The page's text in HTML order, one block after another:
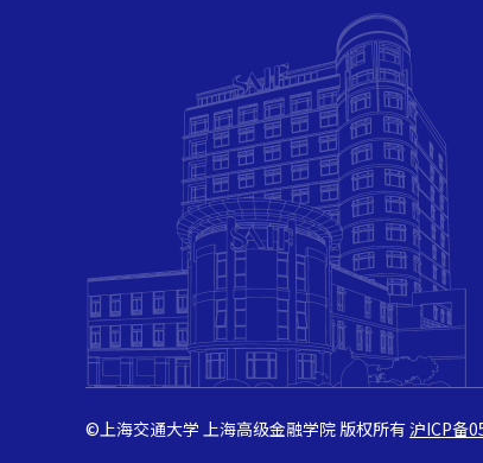
©上海交通大学 上海高级金融学院 版权所有沪ICP备